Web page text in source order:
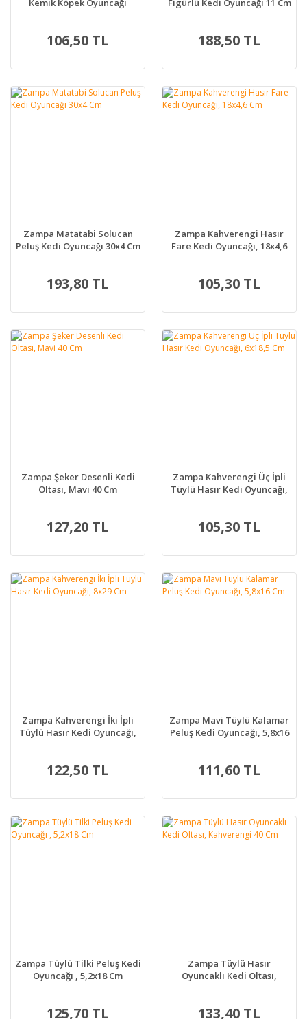
Kemik Köpek Oyuncağı
106,50 TL
Figürlü Kedi Oyuncağı 11 Cm
188,50 TL
Zampa Matatabi Solucan
Peluş Kedi Oyuncağı 30x4 Cm
193,80 TL
Zampa Kahverengi Hasır
Fare Kedi Oyuncağı, 18x4,6
105,30 TL
Zampa Şeker Desenli Kedi
Oltası, Mavi 40 Cm
127,20 TL
Zampa Kahverengi Üç İpli
Tüylü Hasır Kedi Oyuncağı,
105,30 TL
Zampa Kahverengi İki İpli
Tüylü Hasır Kedi Oyuncağı,
122,50 TL
Zampa Mavi Tüylü Kalamar
Peluş Kedi Oyuncağı, 5,8x16
111,60 TL
Zampa Tüylü Tilki Peluş Kedi
Oyuncağı , 5,2x18 Cm
125,70 TL
Zampa Tüylü Hasır
Oyuncaklı Kedi Oltası,
133,40 TL